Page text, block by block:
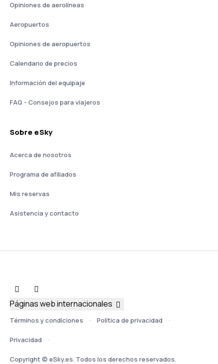
Opiniones de aerolíneas
Aeropuertos
Opiniones de aeropuertos
Calendario de precios
Información del equipaje
FAQ - Consejos para viajeros
Sobre eSky
Acerca de nosotros
Programa de afiliados
Mis reservas
Asistencia y contacto
Términos y condiciones Política de privacidad
Privacidad
Copyright © eSky.es. Todos los derechos reservados.
Páginas web internacionales